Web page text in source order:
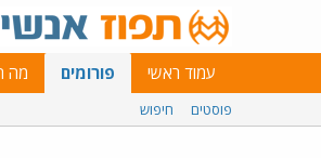
עמוד ראשי פורומים מה
פוסטים חיפוש